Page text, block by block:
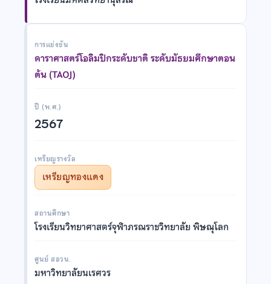
การแข่งขัน
ดาราศาสตร์โอลิมปิกระดับชาติ ระดับมัธยมศึกษาตอน
ต้น (TAOJ)
ปี (พ.ศ.)
2567
เหรียญรางวัล
เหรียญทองแดง
สถานศึกษา
โรงเรียนวิทยาศาสตร์จุฬาภรณราชวิทยาลัย พิษณุโลก
ศูนย์ สอวน.
มหาวิทยาลัยนเรศวร